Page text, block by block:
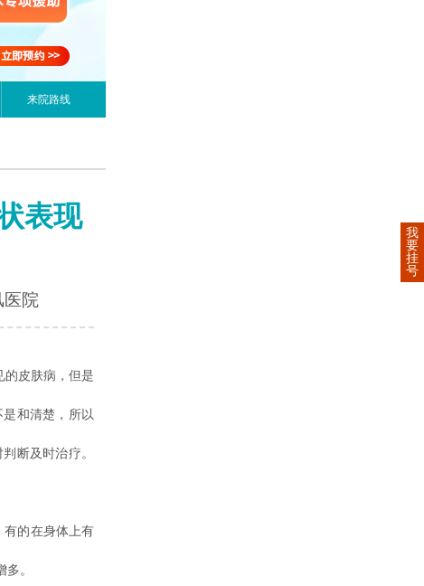
来院路线
表现
医院
的皮肤病，但是
和清楚，所以
断及时治疗。
的在身体上有
。
我
要
挂
号